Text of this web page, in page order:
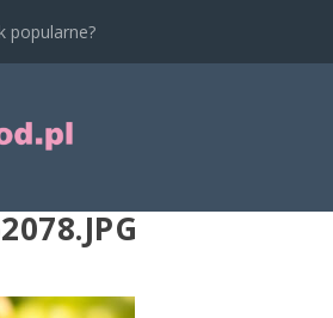
popularne?